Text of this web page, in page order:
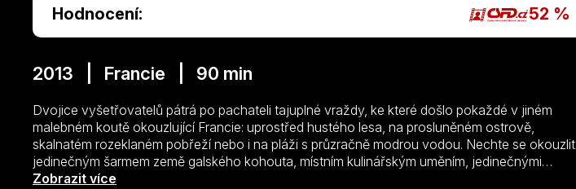
Hodnocení: 52 %
2013 | Francie | 90 min
Dvojice vyšetřovatelů pátrá po pachateli tajuplné vraždy, ke které došlo pokaždé v jiném
malebném koutě okouzlující Francie: uprostřed hustého lesa, na prosluněném ostrově,
skalnatém rozeklaném pobřeží nebo i na pláži s průzračně modrou vodou. Nechte se okouzlit
jedinečným šarmem země galského kohouta, místním kulinářským uměním, jedinečnými
sympatickými hrdiny a staletou historií i tajuplnými legendami. Stíny smrti jsou napínavý
Zobrazit více